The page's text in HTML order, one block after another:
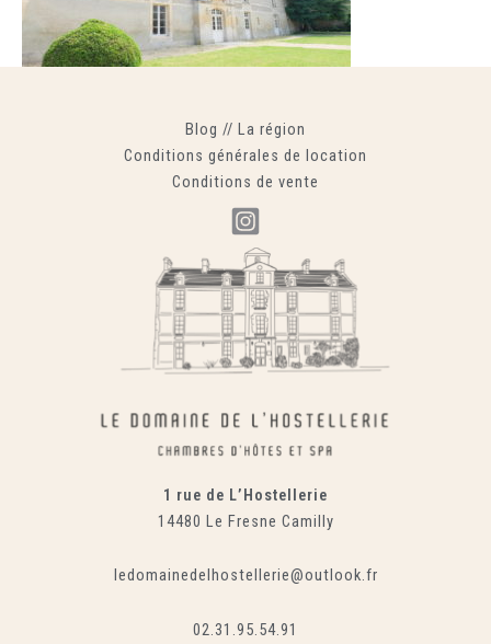
Blog // La région
Conditions générales de location
Conditions de vente
1 rue de L’Hostellerie
14480 Le Fresne Camilly
ledomainedelhostellerie@outlook.fr
02.31.95.54.91